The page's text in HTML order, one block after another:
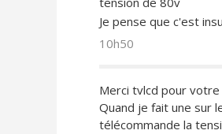
Je pense que c'est
10h50
Merci tvlcd pour
Quand je fait une sur
télécommande la